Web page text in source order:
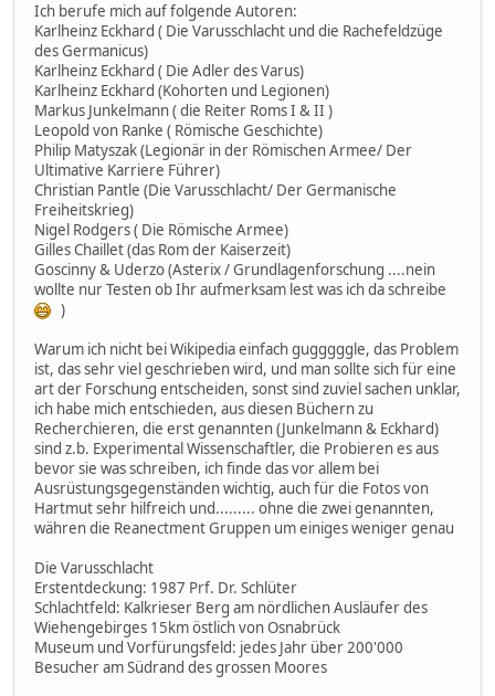
Ich berufe mich auf folgende Autoren:
Karlheinz Eckhard ( Die Varusschlacht und die Rachefeldzüge
des Germanicus)
Karlheinz Eckhard ( Die Adler des Varus)
Karlheinz Eckhard (Kohorten und Legionen)
Markus Junkelmann ( die Reiter Roms I & II )
Leopold von Ranke ( Römische Geschichte)
Philip Matyszak (Legionär in der Römischen Armee/ Der
Ultimative Karriere Führer)
Christian Pantle (Die Varusschlacht/ Der Germanische
Freiheitskrieg)
Nigel Rodgers ( Die Römische Armee)
Gilles Chaillet (das Rom der Kaiserzeit)
Goscinny & Uderzo (Asterix / Grundlagenforschung ....nein
wollte nur Testen ob Ihr aufmerksam lest was ich da schreibe
)
Warum ich nicht bei Wikipedia einfach gugggggle, das Problem
ist, das sehr viel geschrieben wird, und man sollte sich für eine
art der Forschung entscheiden, sonst sind zuviel sachen unklar,
ich habe mich entschieden, aus diesen Büchern zu
Recherchieren, die erst genannten (Junkelmann & Eckhard)
sind z.b. Experimental Wissenschaftler, die Probieren es aus
bevor sie was schreiben, ich finde das vor allem bei
Ausrüstungsgegenständen wichtig, auch für die Fotos von
Hartmut sehr hilfreich und......... ohne die zwei genannten,
währen die Reanectment Gruppen um einiges weniger genau
Die Varusschlacht
Erstentdeckung: 1987 Prf. Dr. Schlüter
Schlachtfeld: Kalkrieser Berg am nördlichen Ausläufer des
Wiehengebirges 15km östlich von Osnabrück
Museum und Vorfürungsfeld: jedes Jahr über 200'000
Besucher am Südrand des grossen Moores